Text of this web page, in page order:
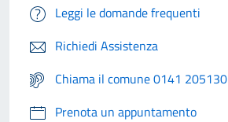
Leggi le domande frequenti
Richiedi Assistenza
Chiama il comune 0141 205130
Prenota un appuntamento